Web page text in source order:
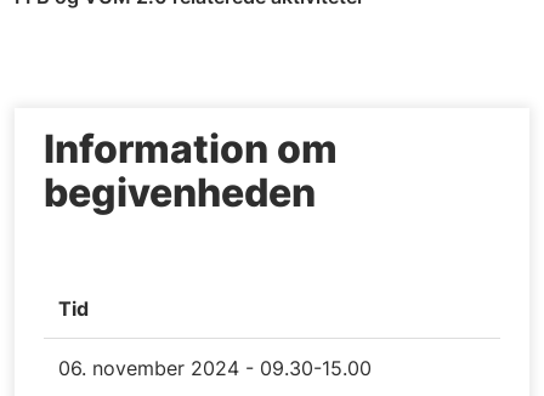
Information om
begivenheden
Tid
06. november 2024 - 09.30-15.00